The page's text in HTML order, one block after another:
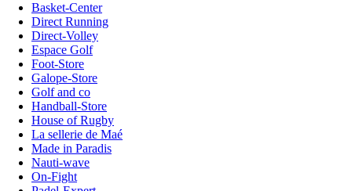
Basket-Center
Direct Running
Direct-Volley
Espace Golf
Foot-Store
Galope-Store
Golf and co
Handball-Store
House of Rugby
La sellerie de Maé
Made in Paradis
Nauti-wave
On-Fight